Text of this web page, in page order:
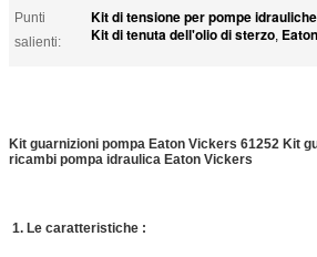
Punti
salienti:
Kit di tensione per pompe
Kit di tenuta dell'olio di sterzo,
Kit guarnizioni pompa Eaton Vickers 61252 Kit
ricambi pompa idraulica Eaton Vickers
1. Le caratteristiche :